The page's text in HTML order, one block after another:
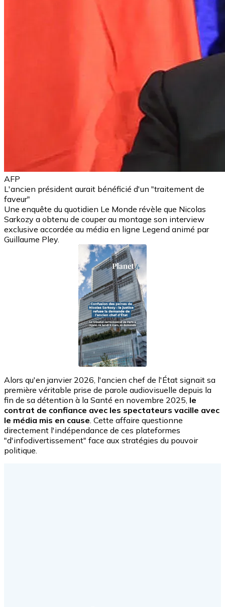
AFP
L'ancien président aurait bénéficié d'un "traitement de
faveur"
Une enquête du quotidien Le Monde révèle que Nicolas
Sarkozy a obtenu de couper au montage son interview
exclusive accordée au média en ligne Legend animé par
Guillaume Pley.
Alors qu'en janvier 2026, l'ancien chef de l'État signait sa
première véritable prise de parole audiovisuelle depuis la
fin de sa détention à la Santé en novembre 2025, le
contrat de confiance avec les spectateurs vacille avec
le média mis en cause . Cette affaire questionne
directement l'indépendance de ces plateformes
"d'infodivertissement" face aux stratégies du pouvoir
politique.